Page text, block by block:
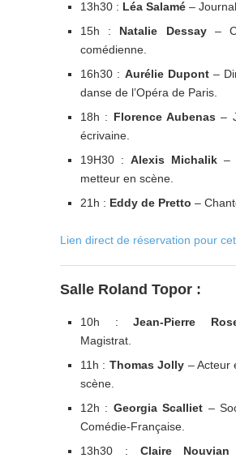
13h30 : Léa Salamé –
15h : Natalie Dessay–
comédienne.
16h30 : Aurélie Dupont–
danse de l’Opéra de Paris.
18h : Florence Aubenas –
écrivaine.
19H30 : Alexis Michalik –
metteur en scène.
21h : Eddy de Pretto –
Lien direct de réservation pour
Salle Roland Topor :
10h : Jean-Pierre
Magistrat.
11h : Thomas Jolly – Acteur
scène.
12h : Georgia Scalliet –
Comédie-Française.
13h30 : Claire Nouvian